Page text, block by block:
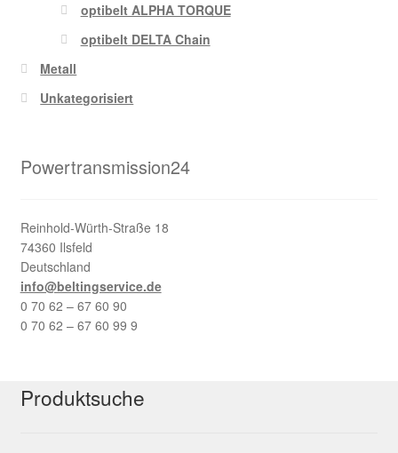
optibelt ALPHA TORQUE
optibelt DELTA Chain
Metall
Unkategorisiert
Powertransmission24
Reinhold-Würth-Straße 18
74360 Ilsfeld
Deutschland
info@beltingservice.de
0 70 62 – 67 60 90
0 70 62 – 67 60 99 9
Produktsuche